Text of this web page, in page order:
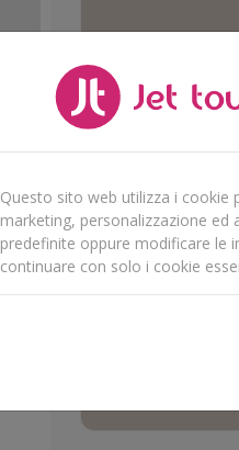
Questo sito web utilizza i cookie
marketing, personalizzazione ed
predefinite oppure modificare le
continuare con solo i cookie